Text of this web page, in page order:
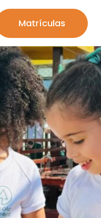
Matrículas